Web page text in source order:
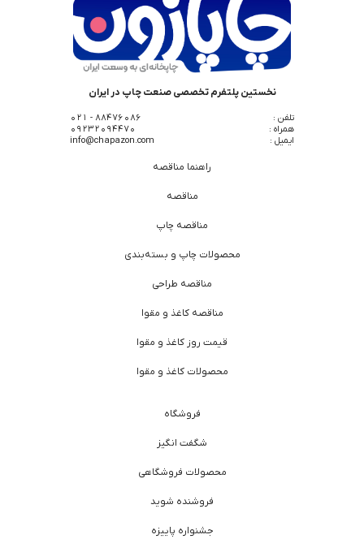
نخستین پلتفرم تخصصی صنعت چاپ در ایران
تلفن :
88476086 - 021
همراه :
09232094470
ایمیل :
info@chapazon.com
راهنما مناقصه
مناقصه
مناقصه چاپ
محصولات چاپ و بسته‌بندی
مناقصه طراحی
مناقصه کاغذ و مقوا
قیمت روز کاغذ و مقوا
محصولات کاغذ و مقوا
فروشگاه
شگفت انگیز
محصولات فروشگاهی
فروشنده شوید
جشنواره پاییزه